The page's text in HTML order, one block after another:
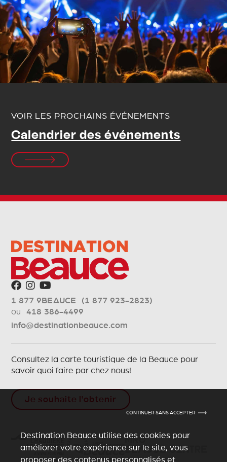
CONTINUER SANS ACCEPTER
Destination Beauce utilise des cookies pour
améliorer votre expérience sur le site, vous
proposer des contenus personnalisés et
VOIR LES PROCHAINS ÉVÉNEMENTS
Calendrier des événements
1 877 9BEAUCE (1 877 923-2823)
ou418 386-4499
info@destinationbeauce.com
Consultez la carte touristique de la Beauce pour
savoir quoi faire par chez nous!
Je souhaite l'obtenir